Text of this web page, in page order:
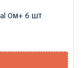
0м+ 6 шт